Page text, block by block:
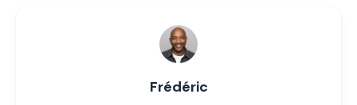
Frédéric